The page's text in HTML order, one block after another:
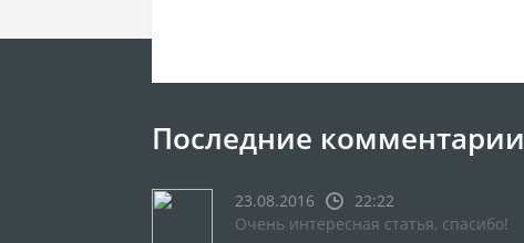
Последние комментарии
23.08.2016
22:22
Очень интересная статья, спасибо!